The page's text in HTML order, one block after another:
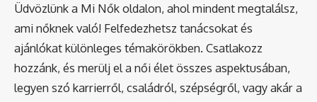
Üdvözlünk a Mi Nők oldalon, ahol mindent megtalálsz,
ami nőknek való! Felfedezhetsz tanácsokat és
ajánlókat különleges témakörökben. Csatlakozz
hozzánk, és merülj el a női élet összes aspektusában,
legyen szó karrierről, családról, szépségről, vagy akár a